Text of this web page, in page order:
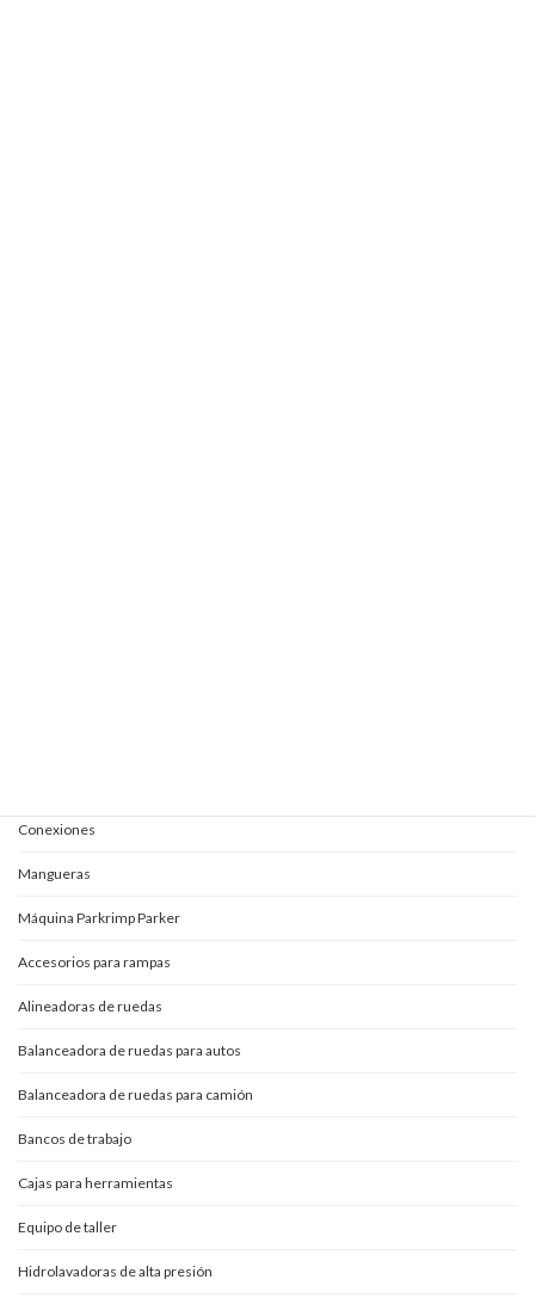
Conexiones
Mangueras
Máquina Parkrimp Parker
Accesorios para rampas
Alineadoras de ruedas
Balanceadora de ruedas para autos
Balanceadora de ruedas para camión
Bancos de trabajo
Cajas para herramientas
Equipo de taller
Hidrolavadoras de alta presión